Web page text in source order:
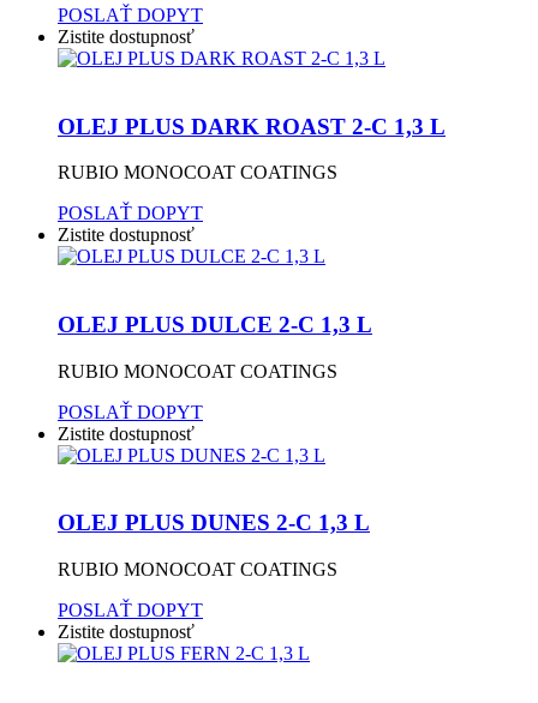
POSLAŤ DOPYT
Zistite dostupnosť
OLEJ PLUS DARK ROAST 2-C 1,3 L
RUBIO MONOCOAT COATINGS
POSLAŤ DOPYT
Zistite dostupnosť
OLEJ PLUS DULCE 2-C 1,3 L
RUBIO MONOCOAT COATINGS
POSLAŤ DOPYT
Zistite dostupnosť
OLEJ PLUS DUNES 2-C 1,3 L
RUBIO MONOCOAT COATINGS
POSLAŤ DOPYT
Zistite dostupnosť